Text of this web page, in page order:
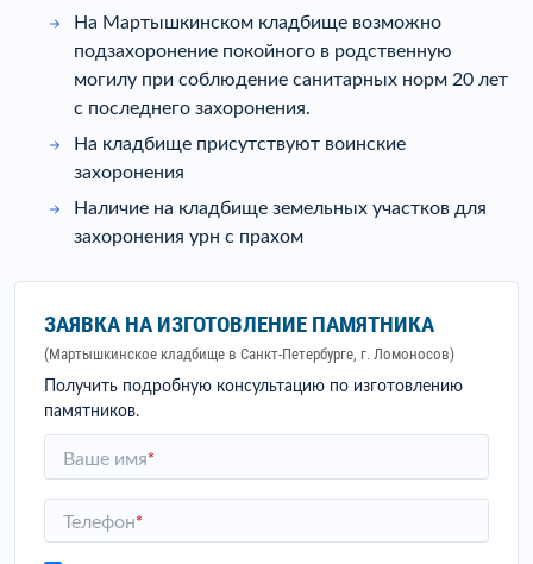
На Мартышкинском кладбище возможно
подзахоронение покойного в родственную
могилу при соблюдение санитарных норм 20 лет
с последнего захоронения.
На кладбище присутствуют воинские
захоронения
Наличие на кладбище земельных участков для
захоронения урн с прахом
ЗАЯВКА НА ИЗГОТОВЛЕНИЕ ПАМЯТНИКА
(Мартышкинское кладбище в Санкт-Петербурге, г. Ломоносов)
Получить подробную консультацию по изготовлению
памятников.
Ваше имя*
Телефон*